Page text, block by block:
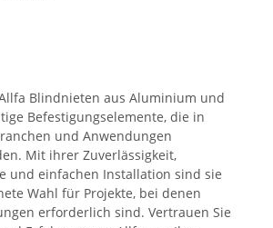
Blindnieten aus Aluminium und
Befestigungselemente, die in
und Anwendungen
Mit ihrer Zuverlässigkeit,
und einfachen Installation sind sie
Wahl für Projekte, bei denen
erforderlich sind. Vertrauen Sie